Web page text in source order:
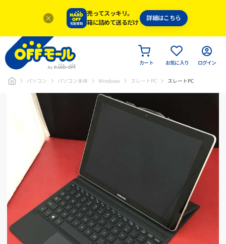
売ってスッキリ。
箱に詰めて送るだけ
詳細はこちら
カート お気に入り ログイン
パソコン パソコン本体 Windows スレートPC スレートPC